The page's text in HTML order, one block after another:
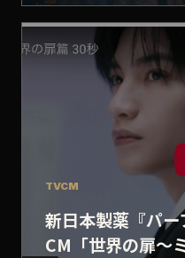
TVCM
新日本製薬『パ
CM「世界の扉～